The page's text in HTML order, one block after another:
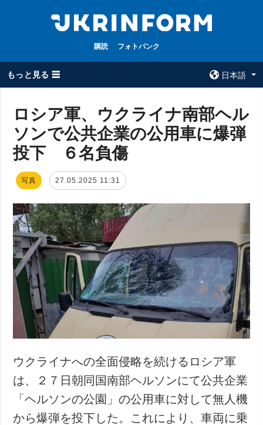
購読 フォトバンク
もっと見る ☰
日本語
全てのトピック
戦争
政治
経済・復興
防衛
社会・文化
スポーツ
犯罪
事故・緊急事態
ウクルインフォ
ルム
追加
特集
インタビュー
写真
動画
サービス
購読
フォトバンク
ロシア軍、ウクライナ南部ヘル
ソンで公共企業の公用車に爆弾
投下 ６名負傷
写真 27.05.2025 11:31
ウクライナへの全面侵略を続けるロシア軍
は、２７日朝同国南部ヘルソンにて公共企業
「ヘルソンの公園」の公用車に対して無人機
から爆弾を投下した。これにより、車両に乗